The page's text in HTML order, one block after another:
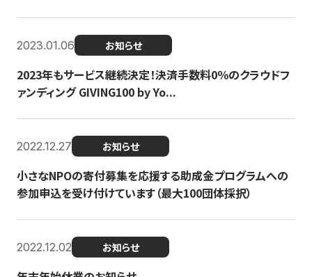
2023.01.06 お知らせ
2023年もサービス継続決定！決済手数料0％のクラウドフ
ァンディング GIVING100 by Yo...
2022.12.27 お知らせ
小さなNPOの寄付募集を応援する助成金プログラムへの
参加申込を受け付けています（最大100団体採択）
2022.12.02 お知らせ